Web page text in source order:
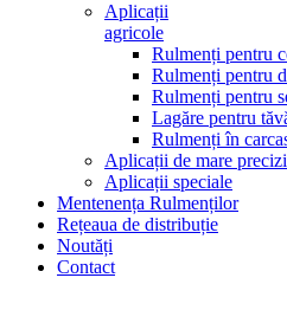
Aplicații
agricole
Rulmenți pentru
Rulmenți pentru
Rulmenți pentru
Lagăre pentru
Rulmenți în
Aplicații de mare
Aplicații speciale
Mentenența Rulmenților
Rețeaua de distribuție
Noutăți
Contact